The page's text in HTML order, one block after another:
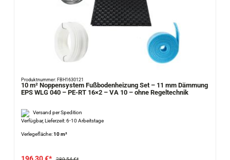
Produktnummer: FBH1630121
10 m² Noppensystem Fußbodenheizung Set – 11 mm Dämmung
EPS WLG 040 – PE-RT 16×2 – VA 10 – ohne Regeltechnik
Versand per Spedition
Verfügbar, Lieferzeit: 6-10 Arbeitstage
Verlegefläche:10 m²